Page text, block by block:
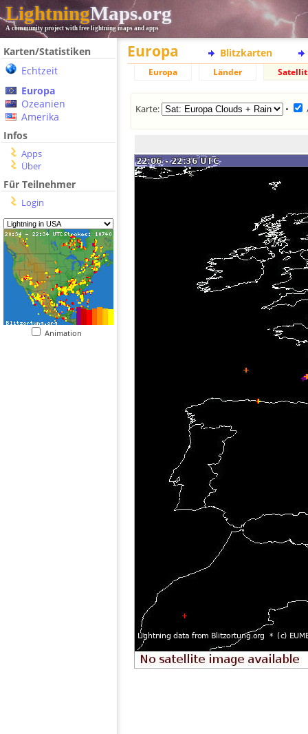
LightningMaps.org
A community project with free lightning maps and apps
Karten/Statistiken
Echtzeit
Europa
Ozeanien
Amerika
Infos
Apps
Über
Für Teilnehmer
Login
Animation
Europa Blitzkarten
Europa Länder Satellit
Karte: •